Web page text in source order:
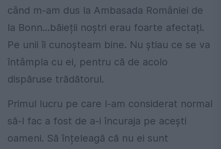
când m-am dus la Ambasada României de
la Bonn...băieții noștri erau foarte afectați.
Pe unii îi cunoșteam bine. Nu știau ce se va
întâmpla cu ei, pentru că de acolo
dispăruse trădătorul.
Primul lucru pe care l-am considerat normal
să-l fac a fost de a-i încuraja pe acești
oameni. Să înțeleagă că nu ei sunt